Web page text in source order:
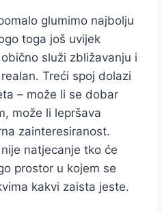
glumimo najbolju
toga još uvijek
služi zbližavanju i
Treći spoj dolazi
– može li se dobar
može li lepršava
zainteresiranost.
natjecanje tko će
prostor u kojem se
kakvi zaista jeste.